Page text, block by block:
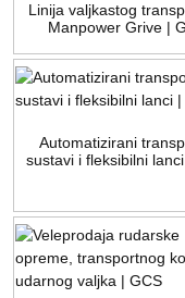
Linija valjkastog
Manpower Grive |
Automatizirani
sustavi i fleksibilni